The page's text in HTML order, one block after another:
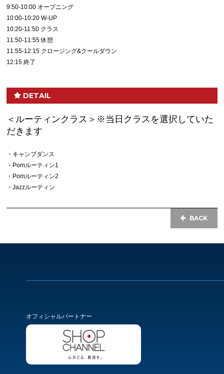
9:50-10:00 オープニング
10:00-10:20 W-UP
10:20-11:50 クラス
11:50-11:55 休憩
11:55-12:15 クロージング&クールダウン
12:15 終了
DETAIL
＜ルーティンクラス＞※当日クラスを選択していた
だきます
・キャンプダンス
・Pomルーティン1
・Pomルーティン2
・Jazzルーティン
BACK
オフィシャルパートナー